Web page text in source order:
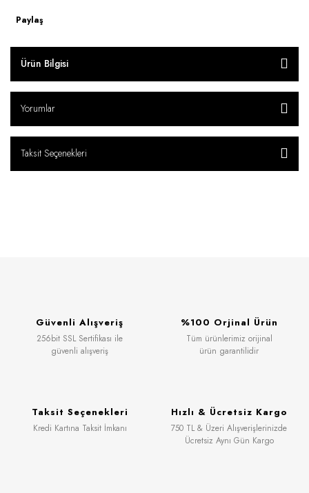
Paylaş
Ürün Bilgisi
Yorumlar
Taksit Seçenekleri
Güvenli Alışveriş
256bit SSL Sertifikası ile
güvenli alışveriş
%100 Orjinal Ürün
Tüm ürünlerimiz orijinal
ürün garantilidir
Taksit Seçenekleri
Kredi Kartına Taksit İmkanı
Hızlı & Ücretsiz Kargo
750 TL & Üzeri Alışverişlerinizde
Ücretsiz Aynı Gün Kargo